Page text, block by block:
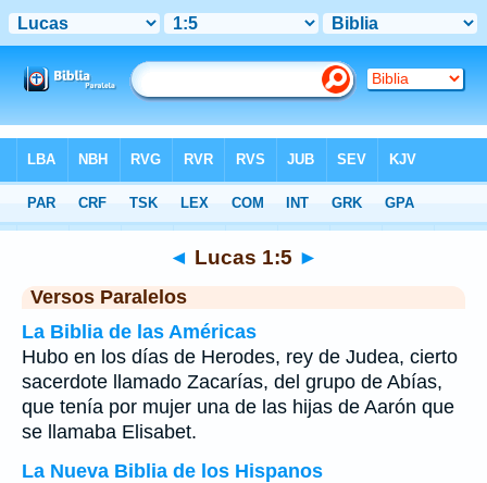
>Lucas > Capítulo 1> Verso 5
◄ Lucas 1:5 ►
Versos Paralelos
La Biblia de las Américas
Hubo en los días de Herodes, rey de Judea, cierto
sacerdote llamado Zacarías, del grupo de Abías,
que tenía por mujer una de las hijas de Aarón que
se llamaba Elisabet.
La Nueva Biblia de los Hispanos